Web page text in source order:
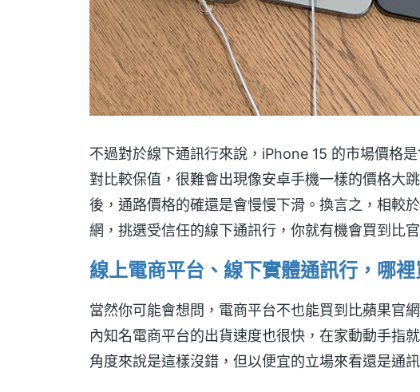
不過對於線下通訊行來說，iPhone 15 的市場價格
對比較保值，很難會出現像安卓手機一樣的價格大
後，通路價格的確還是會慢慢下滑。換言之，相較
網，挑選受信任的線下通訊行，你就有機會買到比
線上電商平台、線下實體通訊行，哪
當然你可能會想問，電商平台不也能買到比蘋果官
內知名電商平台的出貨速度也很快，在家動動手指
角度來說是這樣沒錯，但以便宜的立場來看還是通